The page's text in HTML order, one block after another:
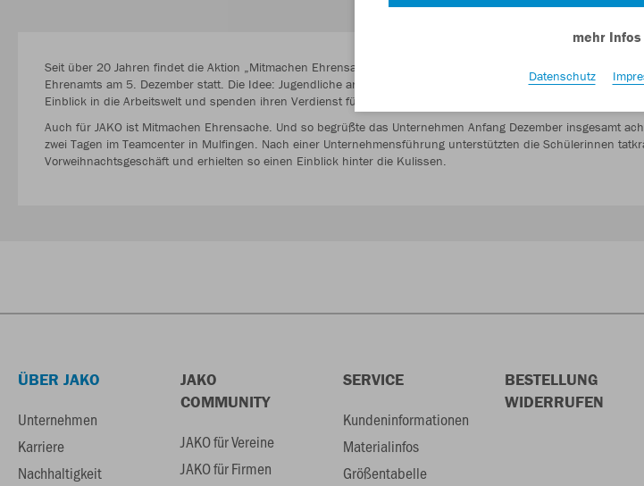
Seit über 20 Jahren findet die Aktion „Mitmachen Ehrensache“ in Baden-Württemberg rund um den
Ehrenamts am 5. Dezember statt. Die Idee: Jugendliche arbeiten einen Tag bei einem Arbeitgeber ihrer Wahl,
Einblick in die Arbeitswelt und spenden ihren Verdienst für ein soziales Projekt in ihrer Region.
Auch für JAKO ist Mitmachen Ehrensache. Und so begrüßte das Unternehmen Anfang Dezember insgesamt
zwei Tagen im Teamcenter in Mulfingen. Nach einer Unternehmensführung unterstützten die Schülerinnen
Vorweihnachtsgeschäft und erhielten so einen Einblick hinter die Kulissen.
ÜBER JAKO
Unternehmen
Karriere
Nachhaltigkeit
JAKO
COMMUNITY
JAKO für Vereine
JAKO für Firmen
SERVICE
Kundeninformationen
Materialinfos
Größentabelle
BESTELLUNG
WIDERRUFEN
mehr Infos
Datenschutz